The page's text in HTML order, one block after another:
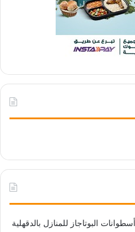
البوتاجاز للمنازل بالدقهلية